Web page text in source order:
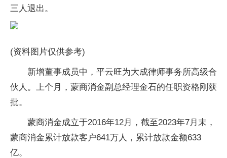
三人退出。
(资料图片仅供参考)
新增董事成员中，平云旺为大成律师事务所高级合
伙人。上个月，蒙商消金副总经理金石的任职资格刚获
批。
蒙商消金成立于2016年12月，截至2023年7月末，
蒙商消金累计放款客户641万人，累计放款金额633
亿。